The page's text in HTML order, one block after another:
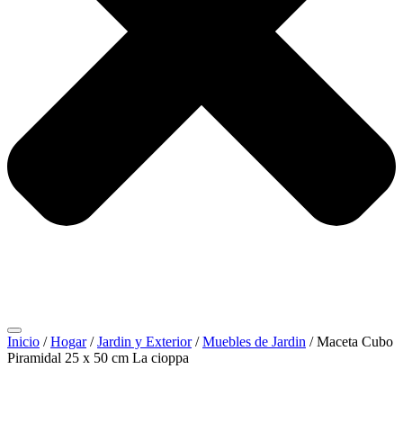
Inicio /Hogar/Jardin y Exterior/Muebles de Jardin / Maceta Cubo
Piramidal 25 x 50 cm La cioppa